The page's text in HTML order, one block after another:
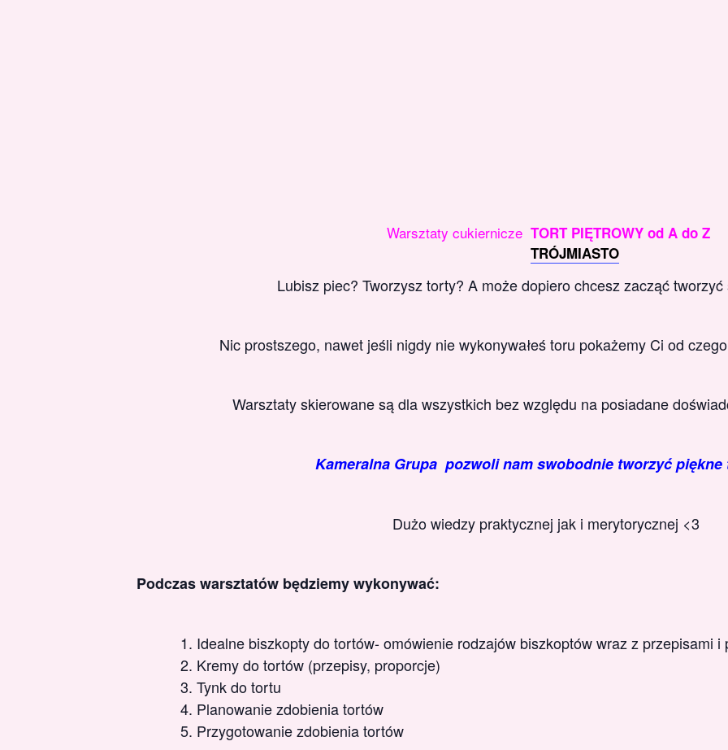
Warsztaty cukiernicze TORT PIĘTROWY od A do Z
TRÓJMIASTO
Lubisz piec? Tworzysz torty? A może dopiero chcesz zacząć tworzyć
Nic prostszego, nawet jeśli nigdy nie wykonywałeś toru pokażemy Ci od
Warsztaty skierowane są dla wszystkich bez względu na posiadane
Kameralna Grupa pozwoli nam swobodnie tworzyć piękne
Dużo wiedzy praktycznej jak i merytorycznej <3
Podczas warsztatów będziemy wykonywać:
Idealne biszkopty do tortów- omówienie rodzajów biszkoptów wraz z przepisami i
Kremy do tortów (przepisy, proporcje)
Tynk do tortu
Planowanie zdobienia tortów
Przygotowanie zdobienia tortów